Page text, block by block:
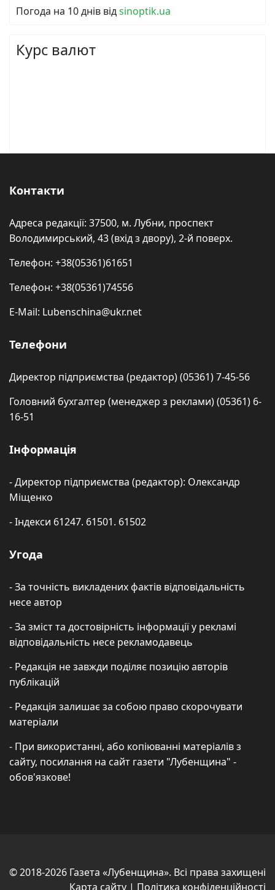
Погода на 10 днів відsinoptik.ua
Курс валют
Контакти
Адреса редакції: 37500, м. Лубни, проспект
Володимирський, 43 (вхід з двору), 2-й поверх.
Телефон: +38(05361)61651
Телефон: +38(05361)74556
E-Mail: Lubenschina@ukr.net
Телефони
Директор підприємства (редактор) (05361) 7-45-56
Головний бухгалтер (менеджер з реклами) (05361) 6-
16-51
Інформація
- Директор підприємства (редактор): Олександр
Міщенко
- Індекси 61247. 61501. 61502
Угода
- За точність викладених фактів відповідальність
несе автор
- За зміст та достовірність інформації у рекламі
відповідальність несе рекламодавець
- Редакція не завжди поділяє позицію авторів
публікацій
- Редакція залишає за собою право скорочувати
матеріали
- При використанні, або копіюванні матеріалів з
сайту, посилання на сайт газети "Лубенщина" -
обов'язкове!
© 2018-2026 Газета «Лубенщина». Всі права захищені
Карта сайту | Політика конфіденційності